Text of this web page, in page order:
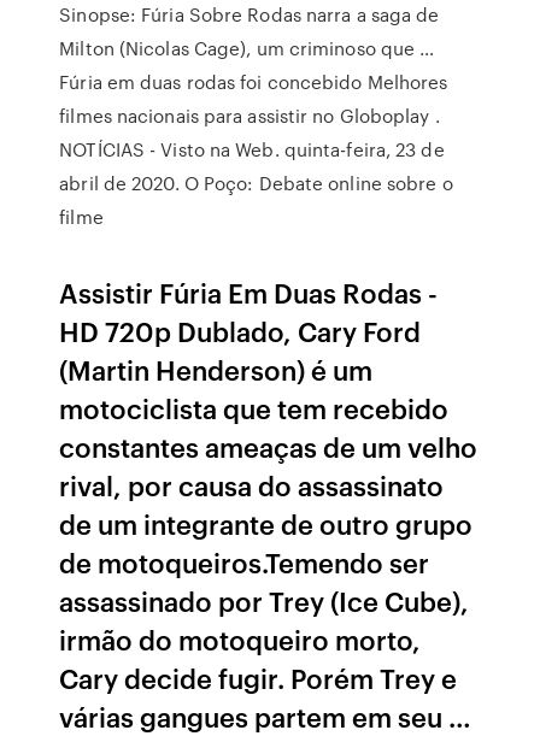
Sinopse: Fúria Sobre Rodas narra a saga de
Milton (Nicolas Cage), um criminoso que …
Fúria em duas rodas foi concebido Melhores
filmes nacionais para assistir no Globoplay .
NOTÍCIAS - Visto na Web. quinta-feira, 23 de
abril de 2020. O Poço: Debate online sobre o
filme
Assistir Fúria Em Duas Rodas -
HD 720p Dublado, Cary Ford
(Martin Henderson) é um
motociclista que tem recebido
constantes ameaças de um velho
rival, por causa do assassinato
de um integrante de outro grupo
de motoqueiros.Temendo ser
assassinado por Trey (Ice Cube),
irmão do motoqueiro morto,
Cary decide fugir. Porém Trey e
várias gangues partem em seu …